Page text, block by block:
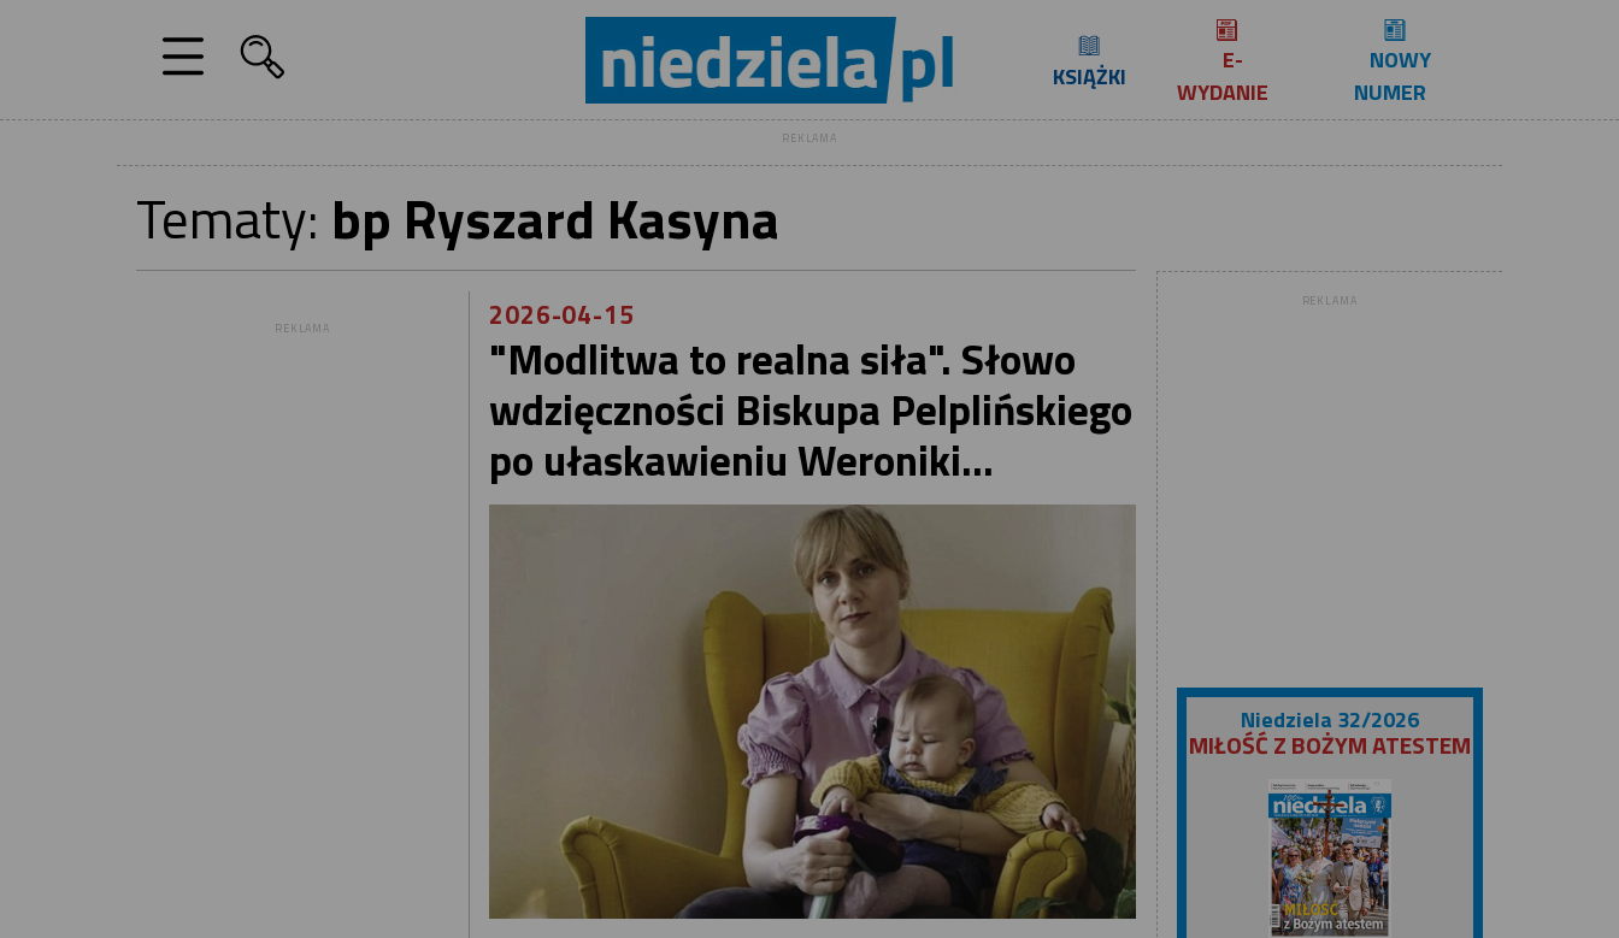
KSIĄŻKI
E-
WYDANIE
NOWY
NUMER
REKLAMA
Tematy: bp Ryszard Kasyna
REKLAMA 2026-04-15
"Modlitwa to realna siła". Słowo
wdzięczności Biskupa Pelplińskiego
po ułaskawieniu Weroniki...
REKLAMA
Niedziela 32/2026
MIŁOŚĆ Z BOŻYM ATESTEM